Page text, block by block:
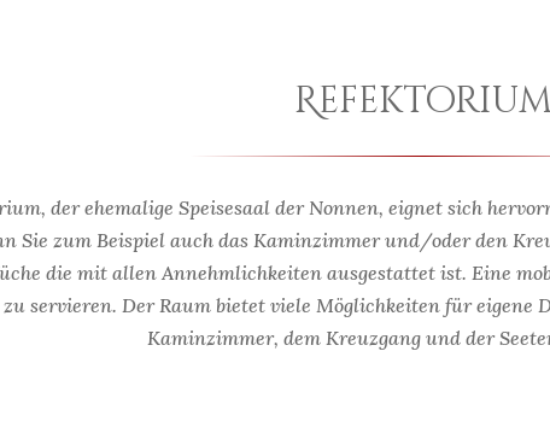
der ehemalige Speisesaal der Nonnen, eignet sich
Sie zum Beispiel auch das Kaminzimmer und/oder den
die mit allen Annehmlichkeiten ausgestattet ist. Eine
servieren. Der Raum bietet viele Möglichkeiten für
Kaminzimmer, dem Kreuzgang und der